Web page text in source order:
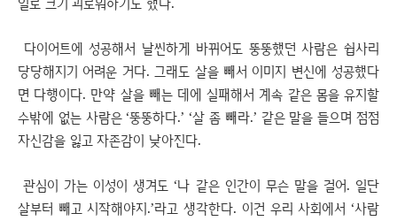
다이어트에 성공해서 날씬하게 바뀌어도 뚱뚱했던 사람은 쉽사리
당당해지기 어려운 거다. 그래도 살을 빼서 이미지 변신에 성공했다
면 다행이다. 만약 살을 빼는 데에 실패해서 계속 같은 몸을 유지할
수밖에 없는 사람은 ‘뚱뚱하다.’ ‘살 좀 빼라.’ 같은 말을 들으며 점점
자신감을 잃고 자존감이 낮아진다.
관심이 가는 이성이 생겨도 ‘나 같은 인간이 무슨 말을 걸어. 일단
살부터 빼고 시작해야지.’라고 생각한다. 이건 우리 사회에서 ‘사람